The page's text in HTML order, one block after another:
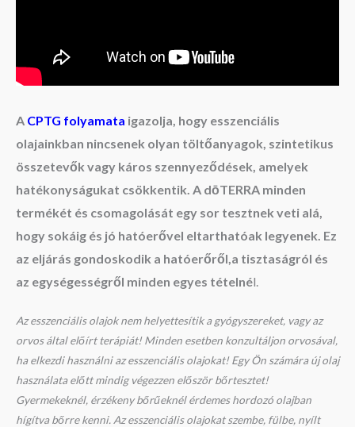
A CPTG folyamata igazolja, hogy esszenciális
olajainkban nincsenek olyan töltőanyagok, szintetikus
összetevők vagy káros szennyeződések, amelyek
hatékonyságukat csökkentik. A dōTERRA minden
termékét és csomagolását egy sor tesztnek veti alá,
hogy sokáig és jó hatóerővel eltarthatóak legyenek. Ez
az eljárás gondoskodik a hatóerőről,a tisztaságról és
az egységességről minden egyes tételnél.
Az esszenciális olajok nem helyettesítik a gyógyszereket, vagy az
orvos által előírt terápiát! Minden esetben konzultáljon orvosával,
ha elkezdi használni az esszenciális olajokat! Egy Ön számára új olaj
használata előtt mindig végezzen először bőrtesztet!
Gyermekeknél, érzékeny bőrűeknél érdemes hordozó olajban
hígítva bőrre kenni. Az esszenciális olajokat szembe, fülbe, nyílt